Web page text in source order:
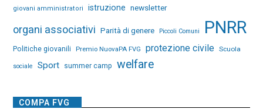
giovani amministratori istruzione newsletter
organi associativi Parità di genere Piccoli Comuni PNRR
Politiche giovanili Premio NuovaPA FVG protezione civile Scuola
sociale Sport summer camp welfare
COMPA FVG